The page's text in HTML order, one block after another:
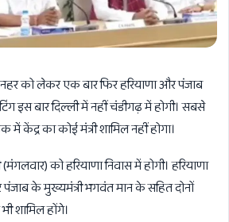
को लेकर एक बार फिर हरियाणा और पंजाब
इस बार दिल्ली में नहीं चंडीगढ़ में होगी। सबसे
केंद्र का कोई मंत्री शामिल नहीं होगा।
को हरियाणा निवास में होगी। हरियाणा
के मुख्यमंत्री भगवंत मान के सहित दोनों
शामिल होंगे।